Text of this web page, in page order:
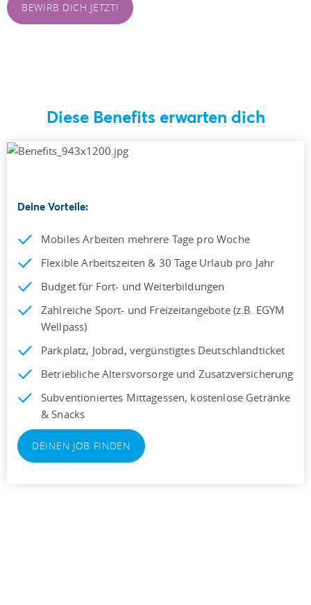
BEWIRB DICH JETZT!
Diese Benefits erwarten dich
Deine Vorteile:
Mobiles Arbeiten mehrere Tage pro Woche
Flexible Arbeitszeiten & 30 Tage Urlaub pro Jahr
Budget für Fort- und Weiterbildungen
Zahlreiche Sport- und Freizeitangebote (z.B. EGYM
Wellpass)
Parkplatz, Jobrad, vergünstigtes Deutschlandticket
Betriebliche Altersvorsorge und Zusatzversicherung
Subventioniertes Mittagessen, kostenlose Getränke
& Snacks
DEINEN JOB FINDEN